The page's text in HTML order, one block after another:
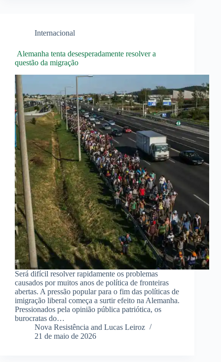
Internacional
Alemanha tenta desesperadamente resolver a
questão da migração
Será difícil resolver rapidamente os problemas
causados ​​por muitos anos de política de fronteiras
abertas. A pressão popular para o fim das políticas de
imigração liberal começa a surtir efeito na Alemanha.
Pressionados pela opinião pública patriótica, os
burocratas do…
Nova Resistência and Lucas Leiroz
21 de maio de 2026